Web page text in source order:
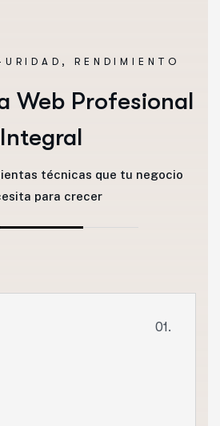
RENDIMIENTO
Web Profesional
Integral
técnicas que tu negocio
para crecer
01.